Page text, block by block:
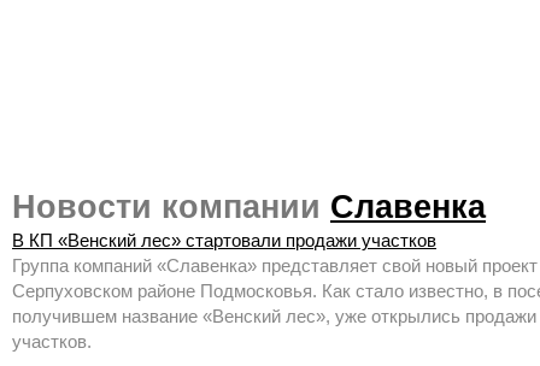
Новости компании Славенка
В КП «Венский лес» стартовали продажи участков
Группа компаний «Славенка» представляет свой новый
Серпуховском районе Подмосковья. Как стало известно, в
получившем название «Венский лес», уже открылись продажи
участков.